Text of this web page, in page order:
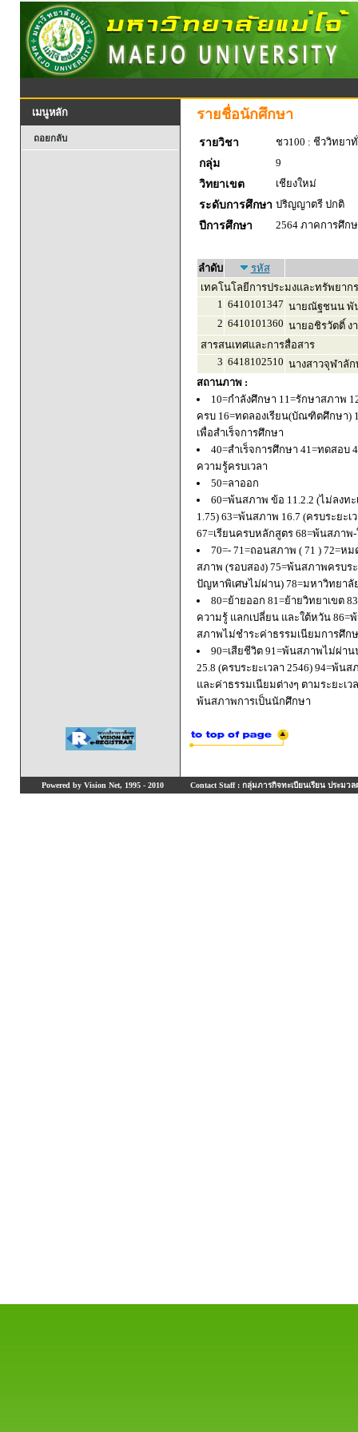
เมนูหลัก
ถอยกลับ
รายชื่อนักศึกษา
รายวิชา
ชว100 : ชีววิทยา
กลุ่ม
9
วิทยาเขต
เชียงใหม่
ระดับการศึกษา ปริญญาตรี ปกติ
ปีการศึกษา
2564 ภาคการศึก
ลำดับ
รหัส
เทคโนโลยีการประมงและทรัพยาก
1 6410101347 นายณัฐชนน พั
2 6410101360 นายอชิรวัตติ์ ง
สารสนเทศและการสื่อสาร
3 6418102510 นางสาวจุฬาลั
สถานภาพ :
10=กำลังศึกษา 11=รักษาสภาพ
ครบ 16=ทดลองเรียน(บัณฑิตศึกษา)
เพื่อสำเร็จการศึกษา
40=สำเร็จการศึกษา 41=ทดสอบ
ความรู้ครบเวลา
50=ลาออก
60=พ้นสภาพ ข้อ 11.2.2 (ไม่ลงท
1.75) 63=พ้นสภาพ 16.7 (ครบระยะ
67=เรียนครบหลักสูตร 68=พ้นสภา
70=- 71=ถอนสภาพ ( 71 ) 72=
สภาพ (รอบสอง) 75=พ้นสภาพครบ
ปัญหาพิเศษไม่ผ่าน) 78=มหาวิทยา
80=ย้ายออก 81=ย้ายวิทยาเขต
ความรู้ แลกเปลี่ยน และใต้หวัน
สภาพไม่ชำระค่าธรรมเนียมการศึก
90=เสียชีวิต 91=พ้นสภาพไม่ผ่า
25.8 (ครบระยะเวลา 2546) 94=พ้
และค่าธรรมเนียมต่างๆ ตามระยะเ
พ้นสภาพการเป็นนักศึกษา
Powered by Vision Net, 1995 - 2010 Contact Staff : กลุ่มภารกิจทะเบียนเรียน ประมวล